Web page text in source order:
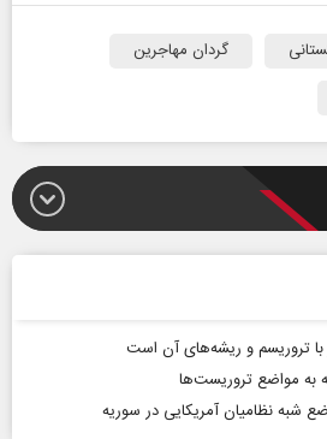
گردان مهاجرین
با تروریسم و ریشه‌های آن است
به مواضع تروریست‌ها
شبه نظامیان آمریکایی در سوریه